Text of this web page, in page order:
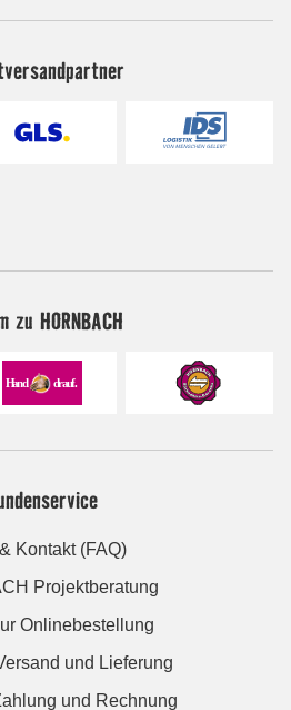
zu HORNBACH
Kontakt (FAQ)
Projektberatung
Onlinebestellung
und Lieferung
und Rechnung